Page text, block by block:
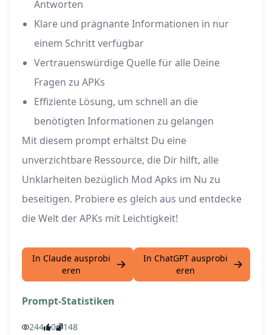
Antworten
Klare und prägnante Informationen in nur
einem Schritt verfügbar
Vertrauenswürdige Quelle für alle Deine
Fragen zu APKs
Effiziente Lösung, um schnell an die
benötigten Informationen zu gelangen
Mit diesem prompt erhältst Du eine
unverzichtbare Ressource, die Dir hilft, alle
Unklarheiten bezüglich Mod Apks im Nu zu
beseitigen. Probiere es gleich aus und entdecke
die Welt der APKs mit Leichtigkeit!
In Claude ausprobi
eren
In ChatGPT ausprobi
eren
Prompt-Statistiken
244 0 148